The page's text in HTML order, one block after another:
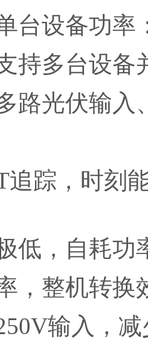
台设备功率
持多台设备
路光伏输入
追踪，时刻
低，自耗功
，整机转换
输入，